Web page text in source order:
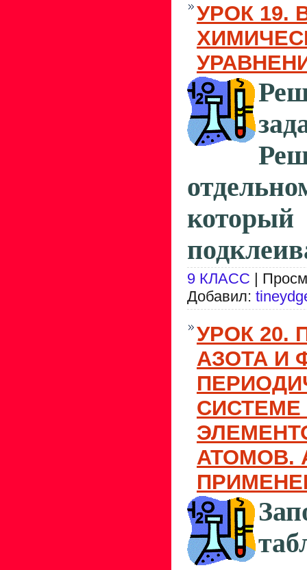
УРОК 19.
9 КЛАСС |
Добавил:
УРОК 20.
АЗОТА И
АТОМОВ.